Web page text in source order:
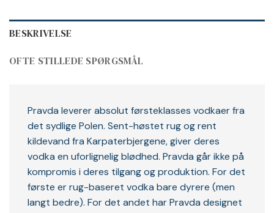
BESKRIVELSE
OFTE STILLEDE SPØRGSMÅL
Pravda leverer absolut førsteklasses vodkaer fra
det sydlige Polen. Sent-høstet rug og rent
kildevand fra Karpaterbjergene, giver deres
vodka en uforlignelig blødhed. Pravda går ikke på
kompromis i deres tilgang og produktion. For det
første er rug-baseret vodka bare dyrere (men
langt bedre). For det andet har Pravda designet